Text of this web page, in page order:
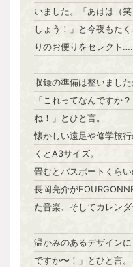
いました。「あはは（
しょう！」と今夜もた
りのお便りをセレクト
収録の準備は整いまし
「これってなんですか
ね！」とひと言。
懐かしい遠足や修学旅
くとA3サイズ。
畳むとパスポートくら
長岡亮介が
た音楽、そしてカレンダ
温かみのあるデザイン
ですか〜！」とひと言。